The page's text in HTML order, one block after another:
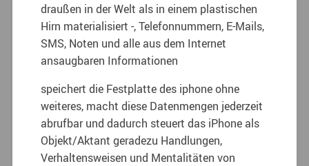
draußen in der Welt als in einem plastischen
Hirn materialisiert -, Telefonnummern, E-Mails,
SMS, Noten und alle aus dem Internet
ansaugbaren Informationen
speichert die Festplatte des iphone ohne
weiteres, macht diese Datenmengen jederzeit
abrufbar und dadurch steuert das iPhone als
Objekt/Aktant geradezu Handlungen,
Verhaltensweisen und Mentalitäten von